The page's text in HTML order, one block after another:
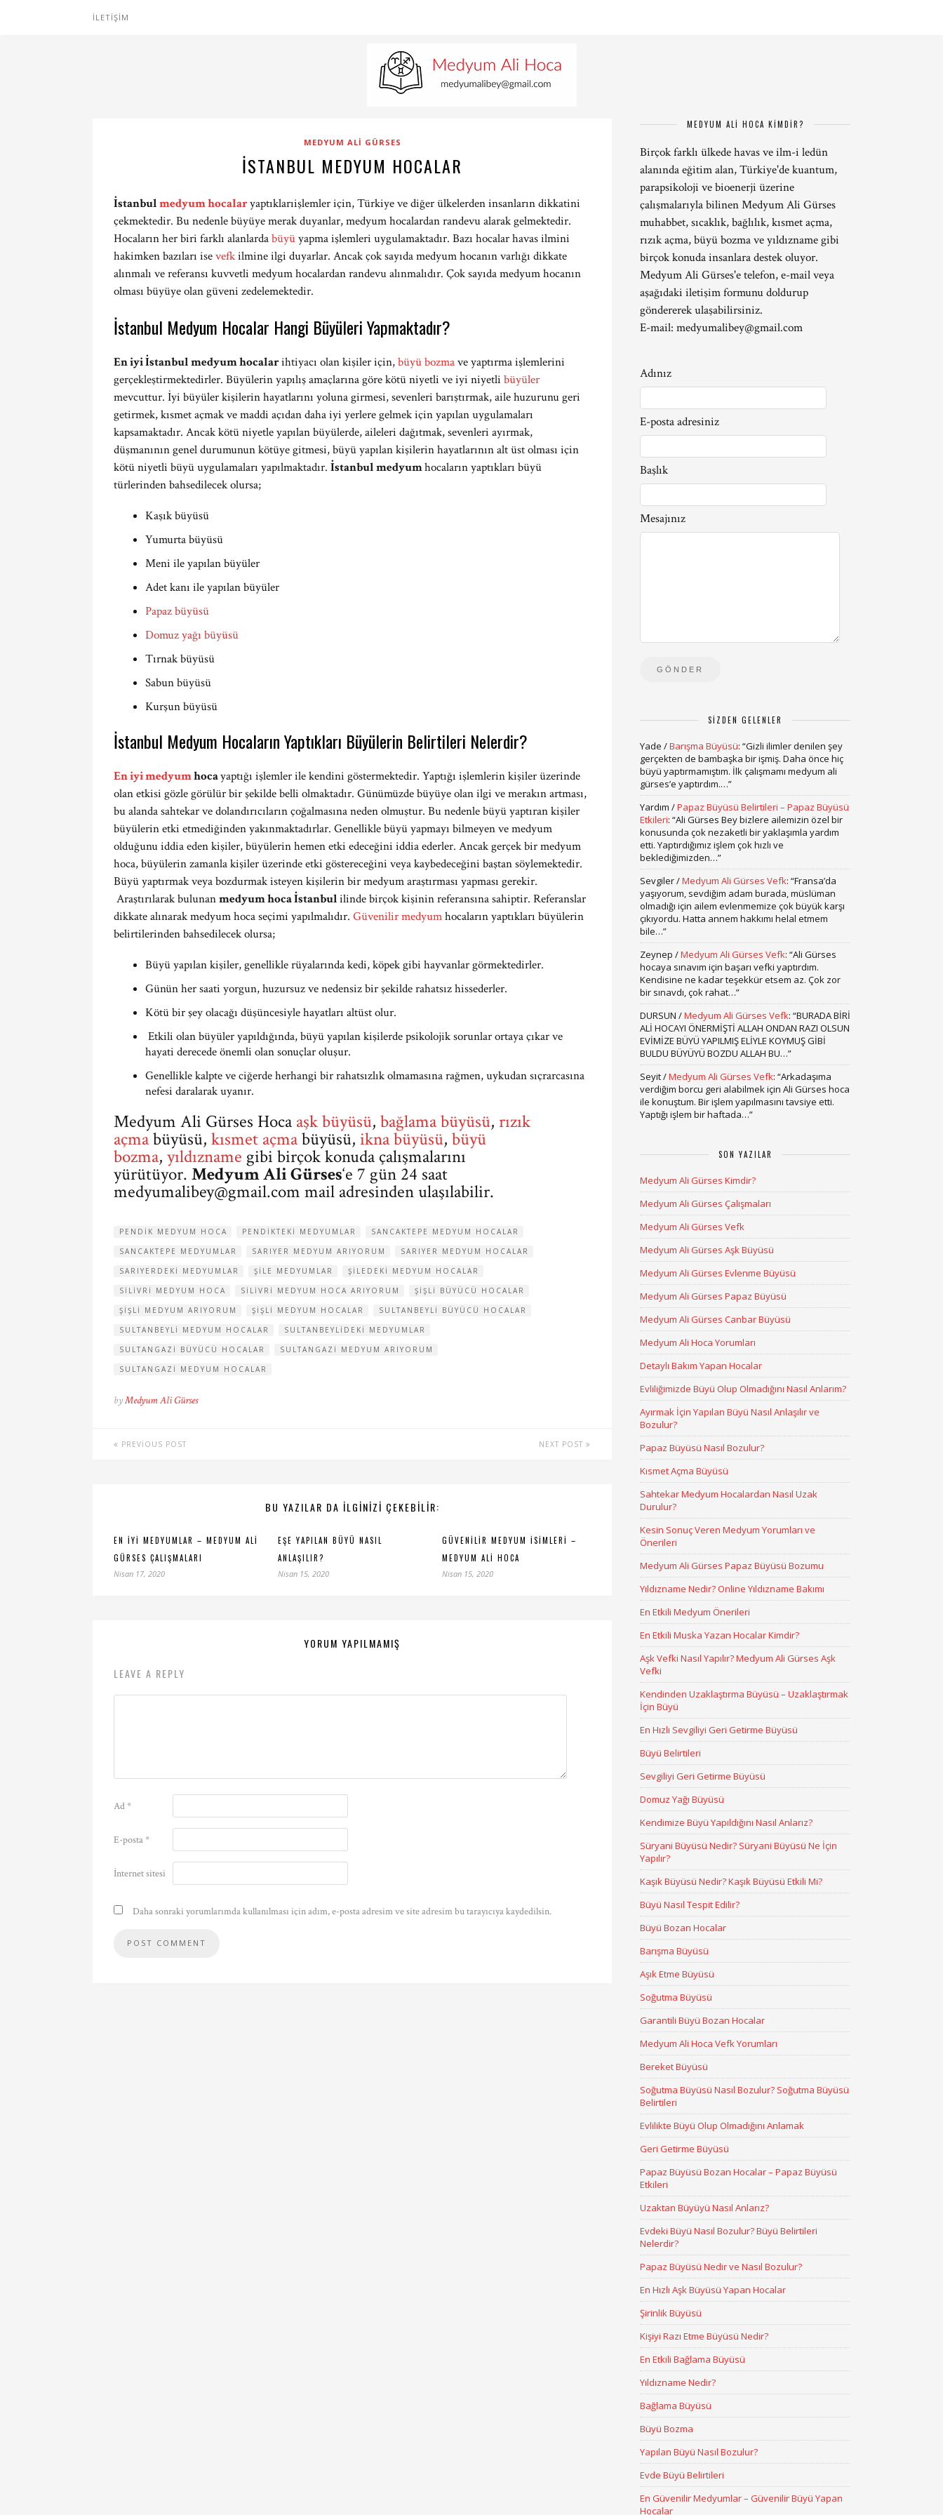
İLETIŞIM
MEDYUM ALI GÜRSES
İSTANBUL MEDYUM HOCALAR
İstanbulmedyum hocalaryaptıklarıişlemler için, Türkiye ve diğer ülkelerden insanların dikkatini
çekmektedir. Bu nedenle büyüye merak duyanlar, medyum hocalardan randevu alarak gelmektedir.
Hocaların her biri farklı alanlardabüyüyapma işlemleri uygulamaktadır. Bazı hocalar havas ilmini
hakimken bazıları isevefkilmine ilgi duyarlar. Ancak çok sayıda medyum hocanın varlığı dikkate
alınmalı ve referansı kuvvetli medyum hocalardan randevu alınmalıdır. Çok sayıda medyum hocanın
olması büyüye olan güveni zedelemektedir.
İstanbul Medyum Hocalar Hangi Büyüleri Yapmaktadır?
En iyi İstanbul medyum hocalarihtiyacı olan kişiler için,büyü bozmave yaptırma işlemlerini
gerçekleştirmektedirler. Büyülerin yapılış amaçlarına göre kötü niyetli ve iyi niyetli büyüler
mevcuttur. İyi büyüler kişilerin hayatlarını yoluna girmesi, sevenleri barıştırmak, aile huzurunu geri
getirmek, kısmet açmak ve maddi açıdan daha iyi yerlere gelmek için yapılan uygulamaları
kapsamaktadır. Ancak kötü niyetle yapılan büyülerde, aileleri dağıtmak, sevenleri ayırmak,
düşmanının genel durumunun kötüye gitmesi, büyü yapılan kişilerin hayatlarının alt üst olması için
kötü niyetli büyü uygulamaları yapılmaktadır. İstanbul medyumhocaların yaptıkları büyü
türlerinden bahsedilecek olursa;
Kaşık büyüsü
Yumurta büyüsü
Meni ile yapılan büyüler
Adet kanı ile yapılan büyüler
Papaz büyüsü
Domuz yağı büyüsü
Tırnak büyüsü
Sabun büyüsü
Kurşun büyüsü
İstanbul Medyum Hocaların Yaptıkları Büyülerin Belirtileri Nelerdir?
En iyi medyumhocayaptığı işlemler ile kendini göstermektedir. Yaptığı işlemlerin kişiler üzerinde
olan etkisi gözle görülür bir şekilde belli olmaktadır. Günümüzde büyüye olan ilgi ve merakın artması,
bu alanda sahtekar ve dolandırıcıların çoğalmasına neden olmuştur. Bu nedenle büyü yaptıran kişiler
büyülerin etki etmediğinden yakınmaktadırlar. Genellikle büyü yapmayı bilmeyen ve medyum
olduğunu iddia eden kişiler, büyülerin hemen etki edeceğini iddia ederler. Ancak gerçek bir medyum
hoca, büyülerin zamanla kişiler üzerinde etki göstereceğini veya kaybedeceğini baştan söylemektedir.
Büyü yaptırmak veya bozdurmak isteyen kişilerin bir medyum araştırması yapması gerekir.
Araştırılarak bulunanmedyum hoca İstanbulilinde birçok kişinin referansına sahiptir. Referanslar
dikkate alınarak medyum hoca seçimi yapılmalıdır. Güvenilir medyumhocaların yaptıkları büyülerin
belirtilerinden bahsedilecek olursa;
Büyü yapılan kişiler, genellikle rüyalarında kedi, köpek gibi hayvanlar görmektedirler.
Günün her saati yorgun, huzursuz ve nedensiz bir şekilde rahatsız hissederler.
Kötü bir şey olacağı düşüncesiyle hayatları altüst olur.
Etkili olan büyüler yapıldığında, büyü yapılan kişilerde psikolojik sorunlar ortaya çıkar ve
hayati derecede önemli olan sonuçlar oluşur.
Genellikle kalpte ve ciğerde herhangi bir rahatsızlık olmamasına rağmen, uykudan sıçrarcasına
nefesi daralarak uyanır.
Medyum Ali Gürses Hoca aşk büyüsü, bağlama büyüsü, rızık
açmabüyüsü, kısmet açmabüyüsü, ikna büyüsü, büyü
bozma, yıldızname gibi birçok konuda çalışmalarını
yürütüyor. Medyum Ali Gürses‘e 7 gün 24 saat
medyumalibey@gmail.com mail adresinden ulaşılabilir.
PENDIK MEDYUM HOCA PENDIKTEKI MEDYUMLAR
SANCAKTEPE MEDYUM HOCALAR
SANCAKTEPE MEDYUMLAR
SARIYER MEDYUM ARIYORUM
SARIYER MEDYUM HOCALAR
SARIYERDEKI MEDYUMLAR
ŞILE MEDYUMLAR
ŞILEDEKI MEDYUM HOCALAR
SILIVRI MEDYUM HOCA
SILIVRI MEDYUM HOCA ARIYORUM
ŞIŞLI BÜYÜCÜ HOCALAR
ŞIŞLI MEDYUM ARIYORUM
ŞIŞLI MEDYUM HOCALAR
SULTANBEYLI BÜYÜCÜ HOCALAR
SULTANBEYLI MEDYUM HOCALAR
SULTANBEYLIDEKI MEDYUMLAR
SULTANGAZI BÜYÜCÜ HOCALAR
SULTANGAZI MEDYUM ARIYORUM
SULTANGAZI MEDYUM HOCALAR
byMedyum Ali Gürses
PREVIOUS POST NEXT POST
BU YAZILAR DA ILGINIZI ÇEKEBILIR:
EN İYI MEDYUMLAR – MEDYUM ALI
GÜRSES ÇALIŞMALARI
Nisan 17, 2020
EŞE YAPILAN BÜYÜ NASIL
ANLAŞILIR?
Nisan 15, 2020
GÜVENILIR MEDYUM İSIMLERI –
MEDYUM ALI HOCA
Nisan 15, 2020
YORUM YAPILMAMIŞ
LEAVE A REPLY
Ad*
E-posta*
İnternet sitesi
Daha sonraki yorumlarımda kullanılması için adım, e-posta adresim ve site adresim bu tarayıcıya kaydedilsin.
MEDYUM ALİ HOCA KİMDİR?
Birçok farklı ülkede havas ve ilm-i ledün
alanında eğitim alan, Türkiye'de kuantum,
parapsikoloji ve bioenerji üzerine
çalışmalarıyla bilinen Medyum Ali Gürses
muhabbet, sıcaklık, bağlılık, kısmet açma,
rızık açma, büyü bozma ve yıldızname gibi
birçok konuda insanlara destek oluyor.
Medyum Ali Gürses'e telefon, e-mail veya
aşağıdaki iletişim formunu doldurup
göndererek ulaşabilirsiniz.
E-mail: medyumalibey@gmail.com
Adınız
E-posta adresiniz
Başlık
Mesajınız
SIZDEN GELENLER
Yade /Barışma Büyüsü: “Gizli ilimler denilen şey
gerçekten de bambaşka bir işmiş. Daha önce hiç
büyü yaptırmamıştım. İlk çalışmamı medyum ali
gürses’e yaptırdım.…”
Yardım /Papaz Büyüsü Belirtileri – Papaz Büyüsü
Etkileri: “Ali Gürses Bey bizlere ailemizin özel bir
konusunda çok nezaketli bir yaklaşımla yardım
etti. Yaptırdığımız işlem çok hızlı ve
beklediğimizden…”
Sevgiler/Medyum Ali Gürses Vefk: “Fransa’da
yaşıyorum, sevdiğim adam burada, müslüman
olmadığı için ailem evlenmemize çok büyük karşı
çıkıyordu. Hatta annem hakkımı helal etmem
bile…”
Zeynep /Medyum Ali Gürses Vefk: “Ali Gürses
hocaya sınavım için başarı vefki yaptırdım.
Kendisine ne kadar teşekkür etsem az. Çok zor
bir sınavdı, çok rahat…”
DURSUN /Medyum Ali Gürses Vefk: “BURADA BİRİ
ALİ HOCAYI ÖNERMİŞTİ ALLAH ONDAN RAZI OLSUN
EVİMİZE BÜYÜ YAPILMIŞ ELİYLE KOYMUŞ GİBİ
BULDU BÜYÜYÜ BOZDU ALLAH BU…”
Seyit/Medyum Ali Gürses Vefk: “Arkadaşıma
verdiğim borcu geri alabilmek için Ali Gürses hoca
ile konuştum. Bir işlem yapılmasını tavsiye etti.
Yaptığı işlem bir haftada…”
SON YAZILAR
Medyum Ali Gürses Kimdir?
Medyum Ali Gürses Çalışmaları
Medyum Ali Gürses Vefk
Medyum Ali Gürses Aşk Büyüsü
Medyum Ali Gürses Evlenme Büyüsü
Medyum Ali Gürses Papaz Büyüsü
Medyum Ali Gürses Canbar Büyüsü
Medyum Ali Hoca Yorumları
Detaylı Bakım Yapan Hocalar
Evliliğimizde Büyü Olup Olmadığını Nasıl Anlarım?
Ayırmak İçin Yapılan Büyü Nasıl Anlaşılır ve
Bozulur?
Papaz Büyüsü Nasıl Bozulur?
Kısmet Açma Büyüsü
Sahtekar Medyum Hocalardan Nasıl Uzak
Durulur?
Kesin Sonuç Veren Medyum Yorumları ve
Önerileri
Medyum Ali Gürses Papaz Büyüsü Bozumu
Yıldızname Nedir? Online Yıldızname Bakımı
En Etkili Medyum Önerileri
En Etkili Muska Yazan Hocalar Kimdir?
Aşk Vefki Nasıl Yapılır? Medyum Ali Gürses Aşk
Vefki
Kendinden Uzaklaştırma Büyüsü – Uzaklaştırmak
İçin Büyü
En Hızlı Sevgiliyi Geri Getirme Büyüsü
Büyü Belirtileri
Sevgiliyi Geri Getirme Büyüsü
Domuz Yağı Büyüsü
Kendimize Büyü Yapıldığını Nasıl Anlarız?
Süryani Büyüsü Nedir? Süryani Büyüsü Ne İçin
Yapılır?
Kaşık Büyüsü Nedir? Kaşık Büyüsü Etkili Mi?
Büyü Nasıl Tespit Edilir?
Büyü Bozan Hocalar
Barışma Büyüsü
Aşık Etme Büyüsü
Soğutma Büyüsü
Garantili Büyü Bozan Hocalar
Medyum Ali Hoca Vefk Yorumları
Bereket Büyüsü
Soğutma Büyüsü Nasıl Bozulur? Soğutma Büyüsü
Belirtileri
Evlilikte Büyü Olup Olmadığını Anlamak
Geri Getirme Büyüsü
Papaz Büyüsü Bozan Hocalar – Papaz Büyüsü
Etkileri
Uzaktan Büyüyü Nasıl Anlarız?
Evdeki Büyü Nasıl Bozulur? Büyü Belirtileri
Nelerdir?
Papaz Büyüsü Nedir ve Nasıl Bozulur?
En Hızlı Aşk Büyüsü Yapan Hocalar
Şirinlik Büyüsü
Kişiyi Razı Etme Büyüsü Nedir?
En Etkili Bağlama Büyüsü
Yıldızname Nedir?
Bağlama Büyüsü
Büyü Bozma
Yapılan Büyü Nasıl Bozulur?
Evde Büyü Belirtileri
En Güvenilir Medyumlar – Güvenilir Büyü Yapan
Hocalar